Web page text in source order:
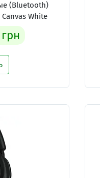
(Bluetooth)
White